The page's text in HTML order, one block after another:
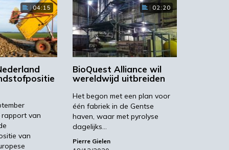
04:15
rapport van
van
02:20
BioQuest Alliance wil
wereldwijd uitbreiden
Het begon met een plan voor
één fabriek in de Gentse
haven, waar met pyrolyse
dagelijks…
Pierre Gielen